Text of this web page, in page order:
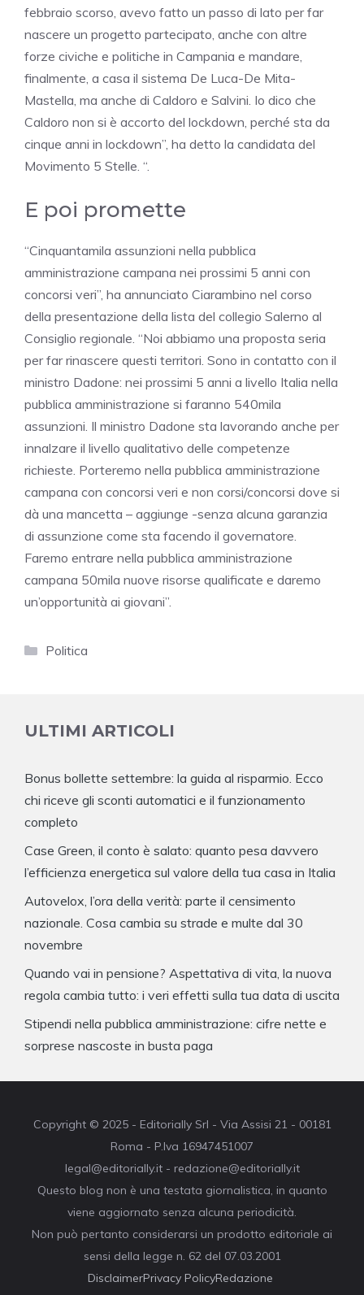
febbraio scorso, avevo fatto un passo di lato per far
nascere un progetto partecipato, anche con altre
forze civiche e politiche in Campania e mandare,
finalmente, a casa il sistema De Luca-De Mita-
Mastella, ma anche di Caldoro e Salvini. Io dico che
Caldoro non si è accorto del lockdown, perché sta da
cinque anni in lockdown”, ha detto la candidata del
Movimento 5 Stelle. “.
E poi promette
“Cinquantamila assunzioni nella pubblica
amministrazione campana nei prossimi 5 anni con
concorsi veri”, ha annunciato Ciarambino nel corso
della presentazione della lista del collegio Salerno al
Consiglio regionale. “Noi abbiamo una proposta seria
per far rinascere questi territori. Sono in contatto con il
ministro Dadone: nei prossimi 5 anni a livello Italia nella
pubblica amministrazione si faranno 540mila
assunzioni. Il ministro Dadone sta lavorando anche per
innalzare il livello qualitativo delle competenze
richieste. Porteremo nella pubblica amministrazione
campana con concorsi veri e non corsi/concorsi dove si
dà una mancetta – aggiunge -senza alcuna garanzia
di assunzione come sta facendo il governatore.
Faremo entrare nella pubblica amministrazione
campana 50mila nuove risorse qualificate e daremo
un’opportunità ai giovani”.
Categorie
Politica
ULTIMI ARTICOLI
Bonus bollette settembre: la guida al risparmio. Ecco
chi riceve gli sconti automatici e il funzionamento
completo
Case Green, il conto è salato: quanto pesa davvero
l’efficienza energetica sul valore della tua casa in Italia
Autovelox, l’ora della verità: parte il censimento
nazionale. Cosa cambia su strade e multe dal 30
novembre
Quando vai in pensione? Aspettativa di vita, la nuova
regola cambia tutto: i veri effetti sulla tua data di uscita
Stipendi nella pubblica amministrazione: cifre nette e
sorprese nascoste in busta paga
Copyright © 2025 - Editorially Srl - Via Assisi 21 - 00181
Roma - P.Iva 16947451007
legal@editorially.it - redazione@editorially.it
Questo blog non è una testata giornalistica, in quanto
viene aggiornato senza alcuna periodicità.
Non può pertanto considerarsi un prodotto editoriale ai
sensi della legge n. 62 del 07.03.2001
DisclaimerPrivacy PolicyRedazione